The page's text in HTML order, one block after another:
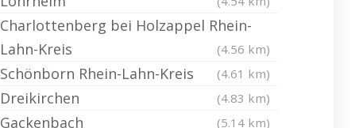
Charlottenberg bei Holzappel Rhein-
Lahn-Kreis
(4.56 km)
Schönborn Rhein-Lahn-Kreis (4.61 km)
Dreikirchen (4.83 km)
Gackenbach (5.14 km)